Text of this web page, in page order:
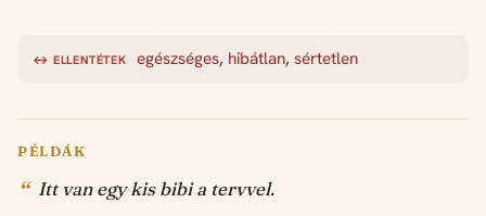
↔ ELLENTÉTEK egészséges, hibátlan,sértetlen
PÉLDÁK
Itt van egy kis bibi a tervvel.